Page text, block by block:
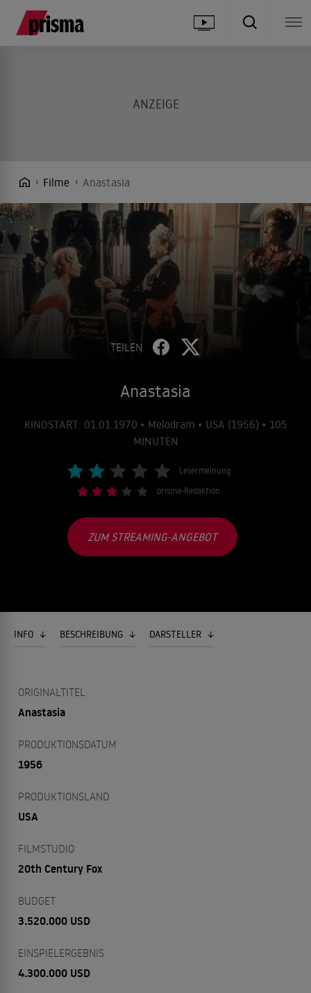
Filme Anastasia
TEILEN
Anastasia
KINOSTART: 01.01.1970 • Melodram • USA (1956) • 105
MINUTEN
Lesermeinung
prisma-Redaktion
ZUM STREAMING-ANGEBOT
INFO BESCHREIBUNG DARSTELLER
ORIGINALTITEL
Anastasia
PRODUKTIONSDATUM
1956
PRODUKTIONSLAND
USA
FILMSTUDIO
20th Century Fox
BUDGET
3.520.000 USD
EINSPIELERGEBNIS
4.300.000 USD